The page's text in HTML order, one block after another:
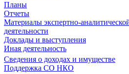
Планы
Отчеты
Материалы экспертно-
деятельности
Доклады и выступления
Иная деятельность
Сведения о доходах и имуществе
Поддержка СО НКО